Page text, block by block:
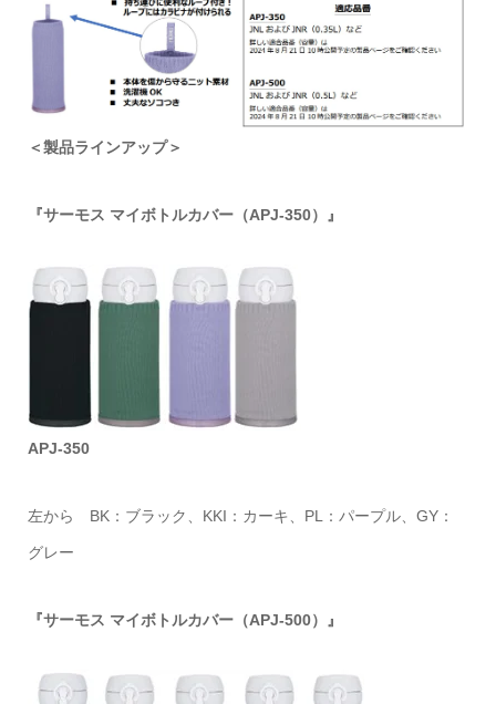
＜製品ラインアップ＞
『サーモス マイボトルカバー（APJ-350）』
APJ-350
左から BK：ブラック、KKI：カーキ、PL：パープル、GY：
グレー
『サーモス マイボトルカバー（APJ-500）』